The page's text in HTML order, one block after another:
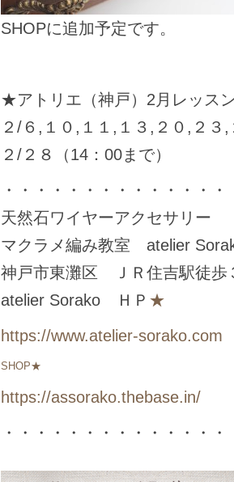
SHOPに追加予定です。
★アトリエ（神戸）2月レッス
２/６,１０,１１,１３,２０,２３
２/２８（14：00まで）
・・・・・・・・・・・・・・
天然石ワイヤーアクセサリー
マクラメ編み教室 atelier
神戸市東灘区 ＪＲ住吉駅徒歩
atelier Sorako ＨＰ ★
https://www.atelier-sorako.com
SHOP★
https://assorako.thebase.in/
・・・・・・・・・・・・・・